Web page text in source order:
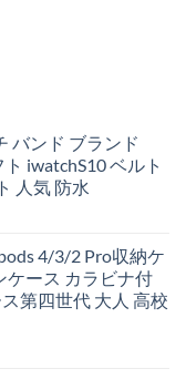
バンド ブランド
iwatchS10 ベルト
人気 防水
4/3/2 Pro収納ケ
ケース カラビナ付
第四世代 大人 高校